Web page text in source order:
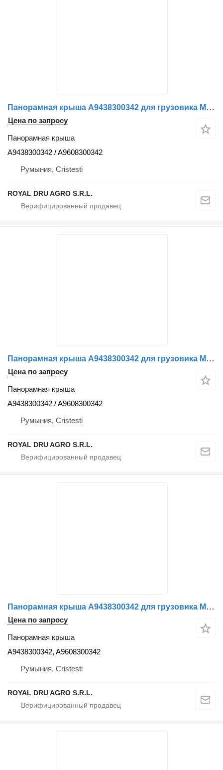
Панорамная крыша A9438300342 для грузовика Mercedes-Benz
Цена по запросу
Панорамная крыша
A9438300342 / A9608300342
Румыния, Cristesti
ROYAL DRU AGRO S.R.L.
Панорамная крыша A9438300342 для грузовика Mercedes-Benz
Цена по запросу
Панорамная крыша
A9438300342 / A9608300342
Румыния, Cristesti
ROYAL DRU AGRO S.R.L.
Панорамная крыша A9438300342 для грузовика Mercedes-Benz
Цена по запросу
Панорамная крыша
A9438300342, A9608300342
Румыния, Cristesti
ROYAL DRU AGRO S.R.L.